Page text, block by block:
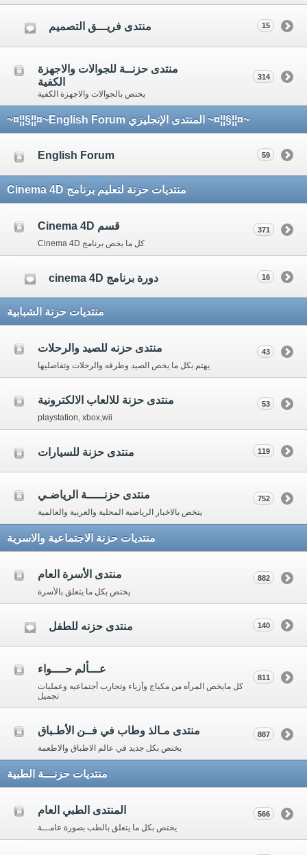
منتدى فريـــق التصميم 15
منتدى حزنــة للجوالات والاجهزة
الكفية
يختص بالجوالات والاجهزة الكفية
314
~¤¦¦§¦¦¤~ المنتدى الإنجليزي English Forum~¤¦¦§¦¦¤~
English Forum 59
منتديات حزنة لتعليم برنامج Cinema 4D
قسم Cinema 4D
كل ما يخص برنامج Cinema 4D
371
دورة برنامج cinema 4D 16
منتديات حزنة الشبابية
منتدى حزنه للصيد والرحلات
يهتم بكل ما يخص الصيد وطرقه والرحلات وتفاصليها
43
منتدى حزنة للالعاب الالكترونية
playstation, xbox,wii
53
منتدى حزنة للسيارات 119
منتدى حزنـــــة الرياضـي
يتخص بالاخبار الرياضية المحلية والعربية والعالمية
752
منتديات حزنة الاجتماعية والاسرية
منتدى الأسرة العام
يختص بكل ما يتعلق بالأسرة
882
منتدى حزنه للطفل 140
عـــألم حــــواء
كل مايخص المرأه من مكياج وأزياء وتجارب أجتماعيه وعمليات
تجميل
811
منتدى مـالذ وطاب في فــن الأطـباق
يختص بكل جديد في عالم الاطباق والاطعمة
887
منتديات حزنـــة الطبية
المنتدى الطبي العام
يختص بكل ما يتعلق بالطب بصورة عامـــة
566